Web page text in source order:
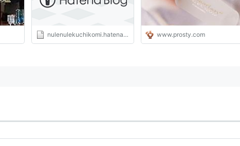
nulenulekuchikomi.hatenablog.jp www.prosty.com